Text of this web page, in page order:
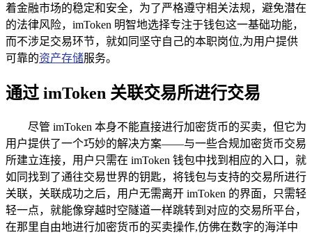
着金融市场的稳定和安全，为了严格遵守相关法规，避免潜在
的法律风险，imToken 明智地选择专注于钱包这一基础功能，
而不涉足交易环节，就如同坚守自己的本职岗位,为用户提供
可靠的资产存储服务。
通过 imToken 关联交易所进行交易
尽管 imToken 本身不能直接进行加密货币的买卖，但它为
用户提供了一个巧妙的解决方案——与一些合规加密货币交易
所建立连接，用户只需在 imToken 钱包中找到相应的入口，就
如同找到了通往交易世界的钥匙，将钱包与支持的交易所进行
关联，关联成功之后，用户无需离开 imToken 的界面，只需轻
轻一点，就能像穿越时空隧道一样跳转到对应的交易所平台，
在那里自由地进行加密货币的买卖操作,仿佛在数字的海洋中